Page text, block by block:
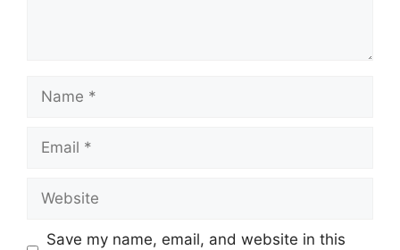
Name
Email
Website
Save my name, email, and website in this